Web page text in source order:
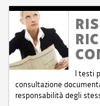
I testi
consultazione
responsabilità degli